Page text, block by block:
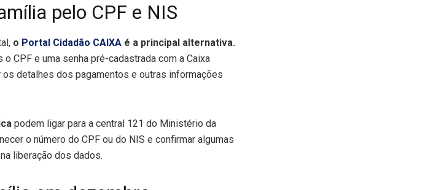
pelo CPF e NIS
o Portal Cidadão CAIXA é a principal alternativa.
CPF e uma senha pré-cadastrada com a Caixa
detalhes dos pagamentos e outras informações
podem ligar para a central 121 do Ministério da
o número do CPF ou do NIS e confirmar algumas
liberação dos dados.